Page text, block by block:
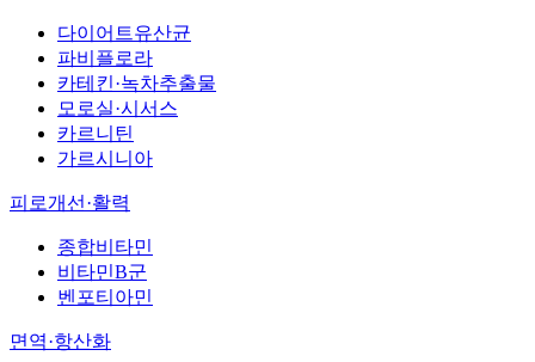
다이어트유산균
파비플로라
카테킨·녹차추출물
모로실·시서스
카르니틴
가르시니아
피로개선·활력
종합비타민
비타민B군
벤포티아민
면역·항산화